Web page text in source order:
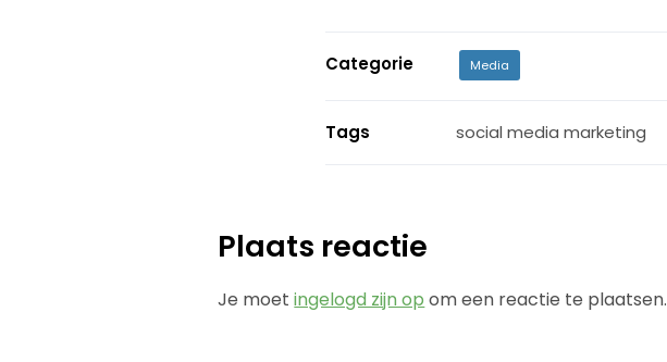
Categorie Media
Tags social media marketing
Plaats reactie
Je moetingelogd zijn op om een reactie te plaatsen.